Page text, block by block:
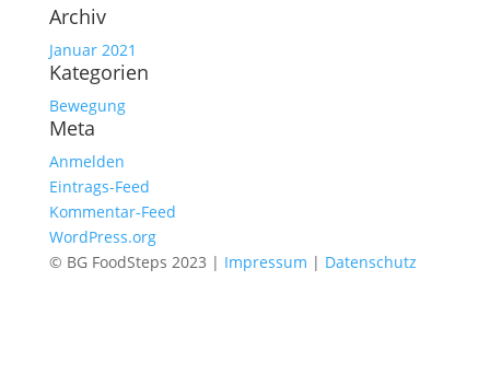
Archiv
Januar 2021
Kategorien
Bewegung
Meta
Anmelden
Eintrags-Feed
Kommentar-Feed
WordPress.org
© BG FoodSteps 2023 | Impressum | Datenschutz